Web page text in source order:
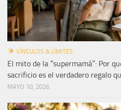
VÍNCULOS & LÍMITES
El mito de la “supermamá”: Por
sacrificio es el verdadero regalo
MAYO 10, 2026